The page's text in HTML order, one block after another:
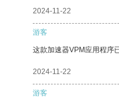
2024-11-22
游客
这款加速器VPM应用程序
2024-11-22
游客